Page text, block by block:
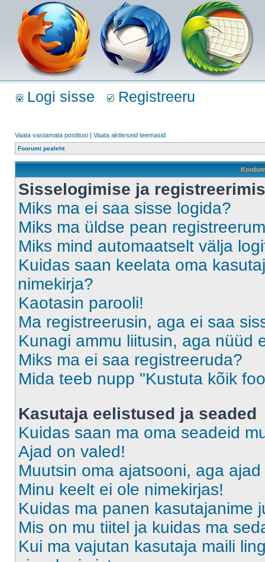
Logi sisse Registreeru
Vaata vastamata postitusi | Vaata aktiivseid teemasid
Foorumi pealeht
Sisselogimise ja
Miks ma ei saa sisse logida?
Miks ma üldse pean
Miks mind automaatselt välja
Kuidas saan keelata oma
nimekirja?
Kaotasin parooli!
Ma registreerusin, aga ei saa
Kunagi ammu liitusin, aga nüüd
Miks ma ei saa registreeruda?
Mida teeb nupp "Kustuta kõik
Kasutaja eelistused ja seaded
Kuidas saan ma oma seadeid
Ajad on valed!
Muutsin oma ajatsooni, aga
Minu keelt ei ole nimekirjas!
Kuidas ma panen kasutajanime
Mis on mu tiitel ja kuidas ma
Kui ma vajutan kasutaja maili